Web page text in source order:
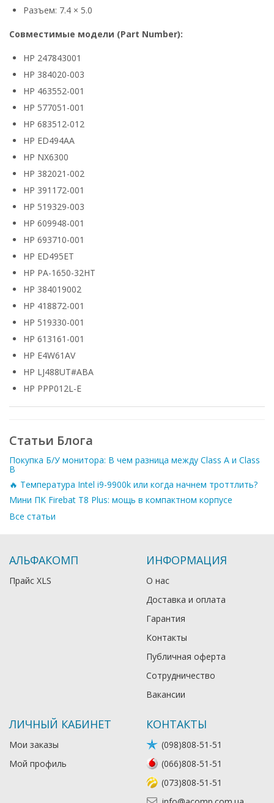
Разъем: 7.4 × 5.0
Совместимые модели (Part Number):
HP 247843001
HP 384020-003
HP 463552-001
HP 577051-001
HP 683512-012
HP ED494AA
HP NX6300
HP 382021-002
HP 391172-001
HP 519329-003
HP 609948-001
HP 693710-001
HP ED495ET
HP PA-1650-32HT
HP 384019002
HP 418872-001
HP 519330-001
HP 613161-001
HP E4W61AV
HP LJ488UT#ABA
HP PPP012L-E
Статьи Блога
Покупка Б/У монитора: В чем разница между Class A и Class
B
🔥 Температура Intel i9-9900k или когда начнем троттлить?
Мини ПК Firebat T8 Plus: мощь в компактном корпусе
Все статьи
АЛЬФАКОМП
Прайс XLS
ИНФОРМАЦИЯ
О нас
Доставка и оплата
Гарантия
Контакты
Публичная оферта
Сотрудничество
Вакансии
ЛИЧНЫЙ КАБИНЕТ
Мои заказы
Мой профиль
КОНТАКТЫ
(098)808-51-51
(066)808-51-51
(073)808-51-51